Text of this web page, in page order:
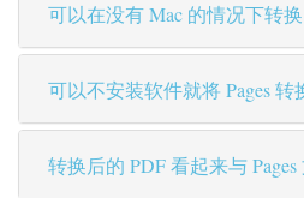
可以在没有 Mac 的情况下转换
可以不安装软件就将 Pages 转
转换后的 PDF 看起来与